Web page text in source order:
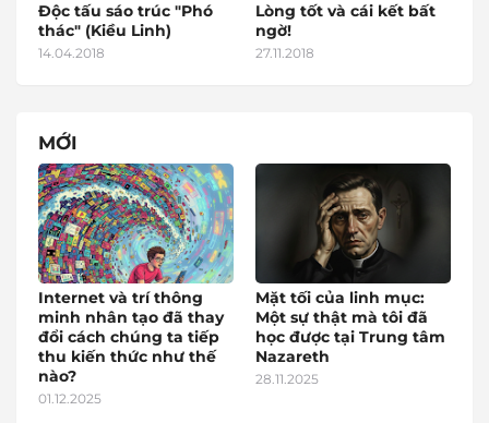
Độc tấu sáo trúc "Phó
thác" (Kiều Linh)
14.04.2018
Lòng tốt và cái kết bất
ngờ!
27.11.2018
MỚI
Internet và trí thông
minh nhân tạo đã thay
đổi cách chúng ta tiếp
thu kiến thức như thế
nào?
01.12.2025
Mặt tối của linh mục:
Một sự thật mà tôi đã
học được tại Trung tâm
Nazareth
28.11.2025